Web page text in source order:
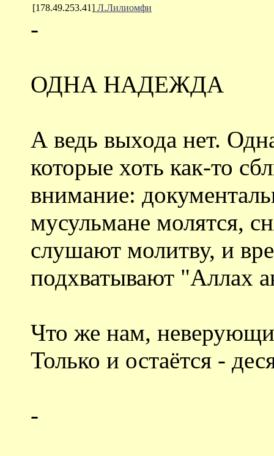
[178.49.253.41] Л.Лилиомфи
-
ОДНА НАДЕЖДА
А ведь выхода нет.
которые хоть как-то
внимание:
мусульмане молятся,
слушают молитву, и
подхватывают "Аллах
Что же нам,
Только и остаётся -
-